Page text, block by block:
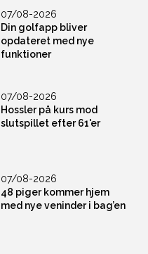
07/08-2026
Din golfapp bliver
opdateret med nye
funktioner
07/08-2026
Hossler på kurs mod
slutspillet efter 61'er
07/08-2026
48 piger kommer hjem
med nye veninder i bag’en